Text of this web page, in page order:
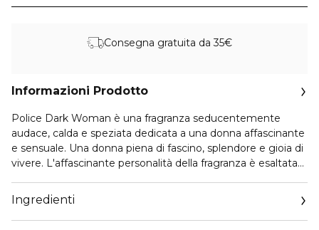
Consegna gratuita da 35€
Informazioni Prodotto
Police Dark Woman è una fragranza seducentemente
audace, calda e speziata dedicata a una donna affascinante
e sensuale. Una donna piena di fascino, splendore e gioia di
vivere. L'affascinante personalità della fragranza è esaltata
cassis, abbinate a un bouquet floreale di gelsomino,
gardenia e iris, che lo rendono un profumo opulento e
decadente, perfetto per tutte le occasioni.
Ingredienti